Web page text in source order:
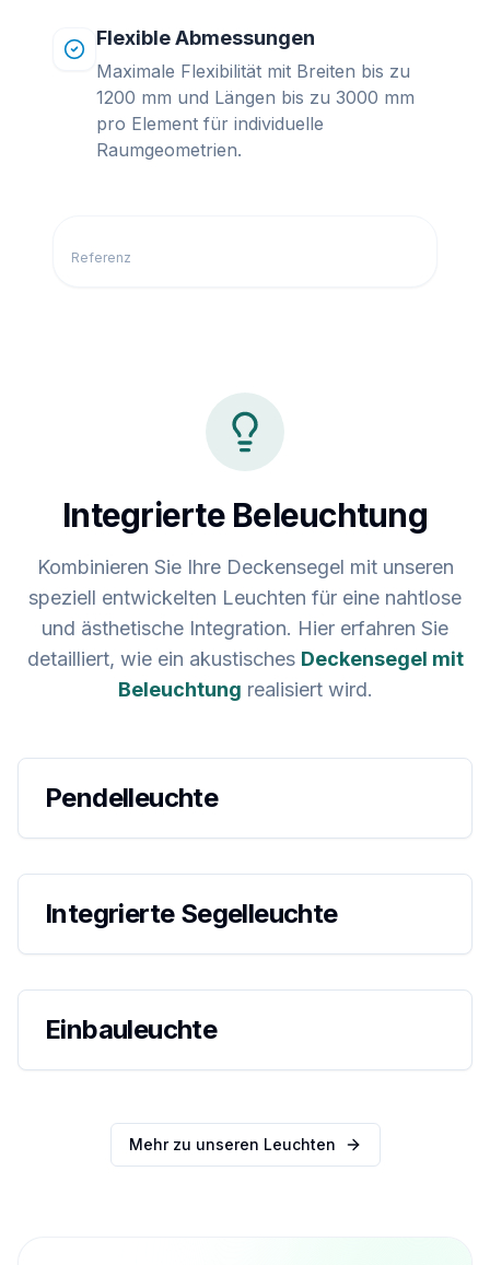
Flexible Abmessungen
Maximale Flexibilität mit Breiten bis zu
1200 mm und Längen bis zu 3000 mm
pro Element für individuelle
Raumgeometrien.
Referenz
Integrierte Beleuchtung
Kombinieren Sie Ihre Deckensegel mit unseren
speziell entwickelten Leuchten für eine nahtlose
und ästhetische Integration. Hier erfahren Sie
detailliert, wie ein akustisches Deckensegel mit
Beleuchtung realisiert wird.
Pendelleuchte
Integrierte Segelleuchte
Einbauleuchte
Mehr zu unseren Leuchten